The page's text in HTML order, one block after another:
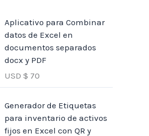
Aplicativo para Combinar
datos de Excel en
documentos separados
docx y PDF
USD $ 70
Generador de Etiquetas
para inventario de activos
fijos en Excel con QR y